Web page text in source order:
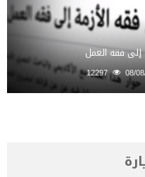
إلى فقه العمل
08/
12297